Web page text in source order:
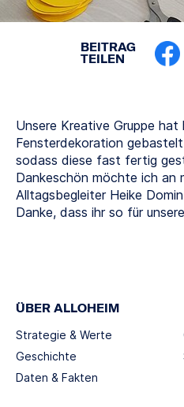
BEITRAG
TEILEN
Unsere Kreative Gruppe hat
Fensterdekoration
sodass diese fast fertig
Dankeschön möchte ich an
Alltagsbegleiter Heike
Danke, dass ihr so für
ÜBER ALLOHEIM
Strategie & Werte
Geschichte
Daten & Fakten